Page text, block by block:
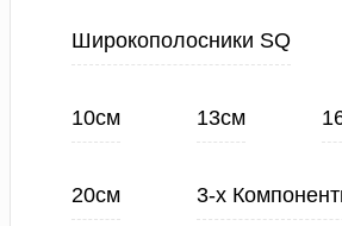
Широкополосники SQ
10см 13см
20см 3-х